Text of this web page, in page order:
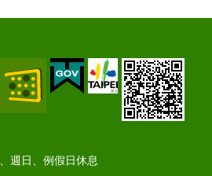
週日、例假日休息